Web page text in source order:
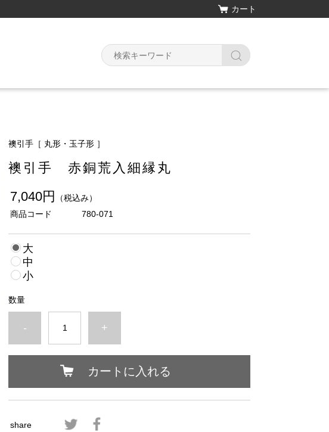
カート
襖引手［ 丸形・玉子形 ］
襖引手 赤銅荒入細縁丸
7,040円
（税込み）
商品コード
780-071
大
中
小
数量
- +
カートに入れる
share